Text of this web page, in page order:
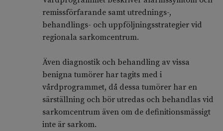
remissförfarande samt utrednings-,
behandlings- och uppföljningsstrategier vid
regionala sarkomcentrum.
Även diagnostik och behandling av vissa
benigna tumörer har tagits med i
vårdprogrammet, då dessa tumörer har en
särställning och bör utredas och behandlas vid
sarkomcentrum även om de definitionsmässigt
inte är sarkom.